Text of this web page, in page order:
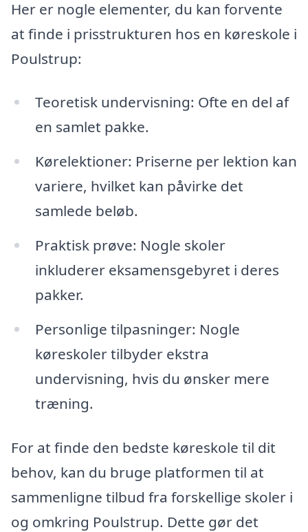
Her er nogle elementer, du kan forvente
at finde i prisstrukturen hos en køreskole i
Poulstrup:
Teoretisk undervisning: Ofte en del af
en samlet pakke.
Kørelektioner: Priserne per lektion kan
variere, hvilket kan påvirke det
samlede beløb.
Praktisk prøve: Nogle skoler
inkluderer eksamensgebyret i deres
pakker.
Personlige tilpasninger: Nogle
køreskoler tilbyder ekstra
undervisning, hvis du ønsker mere
træning.
For at finde den bedste køreskole til dit
behov, kan du bruge platformen til at
sammenligne tilbud fra forskellige skoler i
og omkring Poulstrup. Dette gør det